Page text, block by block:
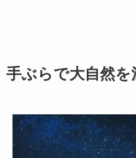
手ぶらで大自然を